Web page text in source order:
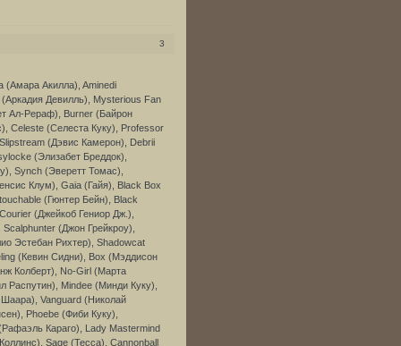
3
Акилла), Aminedi
Девилль), Mysterious Fan
Ал-Рераф), Burner (Байрон
Celeste (Селеста Куку), Professor
(Дэвис Камерон), Debrii
(Элизабет Бреддок),
Synch (Эверетт Томас),
Клум), Gaia (Гайя), Black Box
(Гюнтер Бейн), Black
(Джейкоб Гениор Дж.),
(Джон Грейкроу),
Эстебан Рихтер), Shadowcat
(Кевин Сидни), Box (Мэддисон
Колберт), No-Girl (Марта
Распутин), Mindee (Минди Куку),
Vanguard (Николай
Phoebe (Фиби Куку),
Караго), Lady Mastermind
Sage (Тесса), Cannonball